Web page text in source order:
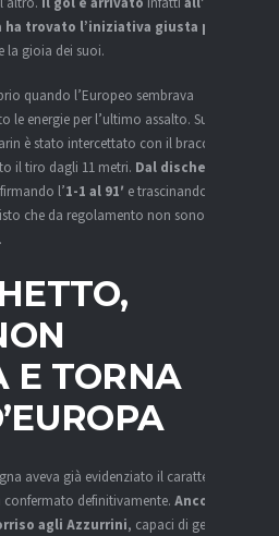
trovato l’iniziativa giusta per
la gioia dei suoi.
quando l’Europeo sembrava
energie per l’ultimo assalto. Su un
è stato intercettato con il braccio da
il tiro dagli 11 metri. Dal dischetto
l’1-1 al 91′ e trascinando la
che da regolamento non sono
E TORNA
aveva già evidenziato il carattere di
definitivamente. Ancora
agli Azzurrini, capaci di gestire